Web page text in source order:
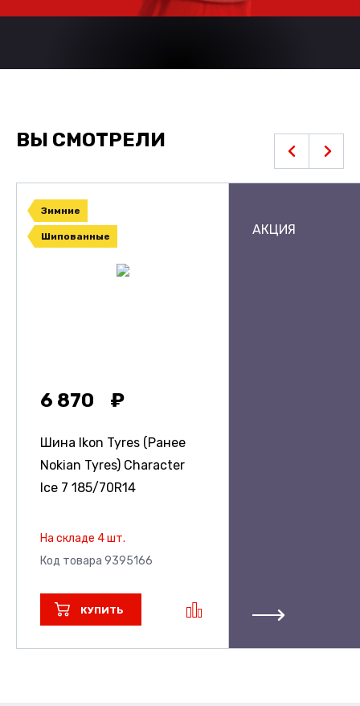
ВЫ СМОТРЕЛИ
Зимние
Шипованные
6 870
Шина Ikon Tyres (Ранее
Nokian Tyres) Character
Ice 7 185/70R14
На складе 4 шт.
Код товара 9395166
КУПИТЬ
АКЦИЯ